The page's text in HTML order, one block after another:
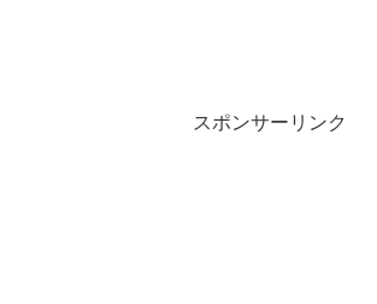
スポンサーリンク